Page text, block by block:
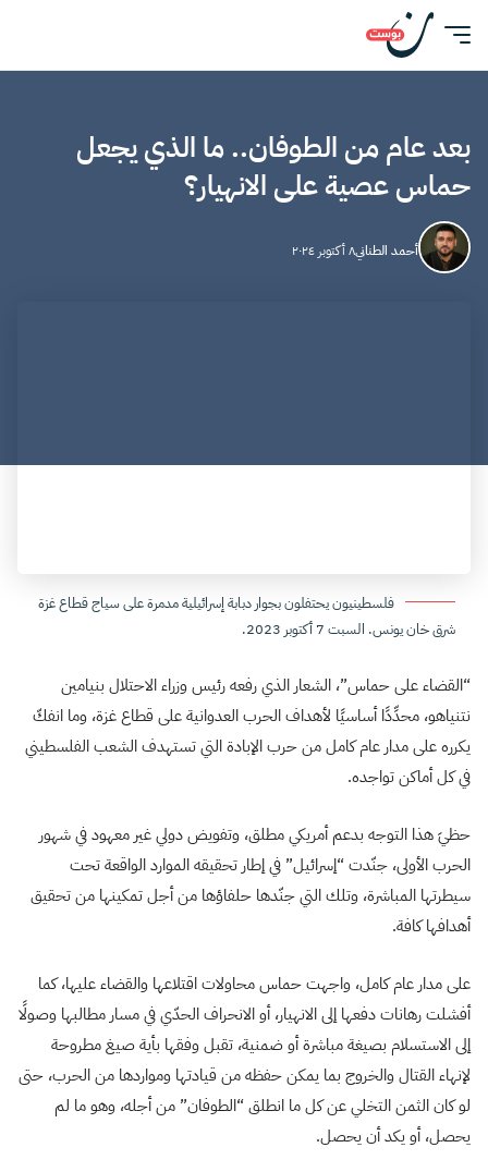
بعد عام من الطوفان.. ما الذي يجعل
حماس عصية على الانهيار؟
أحمد الطناني٨ أكتوبر ٢٠٢٤
فلسطينيون يحتفلون بجوار دبابة إسرائيلية مدمرة على سياج قطاع غزة
شرق خان يونس. السبت 7 أكتوبر 2023.
“القضاء على حماس”، الشعار الذي رفعه رئيس وزراء الاحتلال بنيامين
نتنياهو، محدِّدًا أساسيًا لأهداف الحرب العدوانية على قطاع غزة، وما انفكّ
يكرره على مدار عام كامل من حرب الإبادة التي تستهدف الشعب الفلسطيني
في كل أماكن تواجده.
حظيَ هذا التوجه بدعم أمريكي مطلق، وتفويض دولي غير معهود في شهور
الحرب الأولى، جنّدت “إسرائيل” في إطار تحقيقه الموارد الواقعة تحت
سيطرتها المباشرة، وتلك التي جنّدها حلفاؤها من أجل تمكينها من تحقيق
أهدافها كافة.
على مدار عام كامل، واجهت حماس محاولات اقتلاعها والقضاء عليها، كما
أفشلت رهانات دفعها إلى الانهيار، أو الانحراف الحدّي في مسار مطالبها وصولًا
إلى الاستسلام بصيغة مباشرة أو ضمنية، تقبل وفقها بأية صيغ مطروحة
لإنهاء القتال والخروج بما يمكن حفظه من قيادتها ومواردها من الحرب، حتى
لو كان الثمن التخلي عن كل ما انطلق “الطوفان” من أجله، وهو ما لم
يحصل، أو يكد أن يحصل.